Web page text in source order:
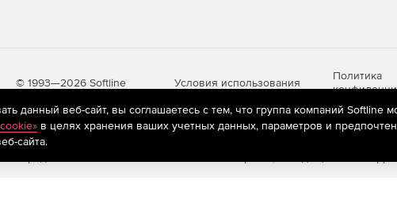
© 1993—2026 Softline Условия использования
Политика
(информационные технологии
к предпочтениям пользователей сети «Интернет», находящихся на
данный веб-сайт, вы соглашаетесь с тем, что группа компаний Softline
в целях хранения ваших учетных данных, параметров и
сайта.